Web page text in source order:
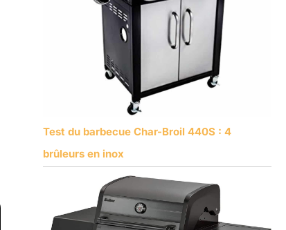
Test du barbecue Char-Broil 440S : 4
brûleurs en inox